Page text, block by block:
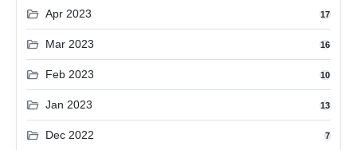
folder_open Apr 2023 17
folder_open Mar 2023 16
folder_open Feb 2023 10
folder_open Jan 2023 13
folder_open Dec 2022 7